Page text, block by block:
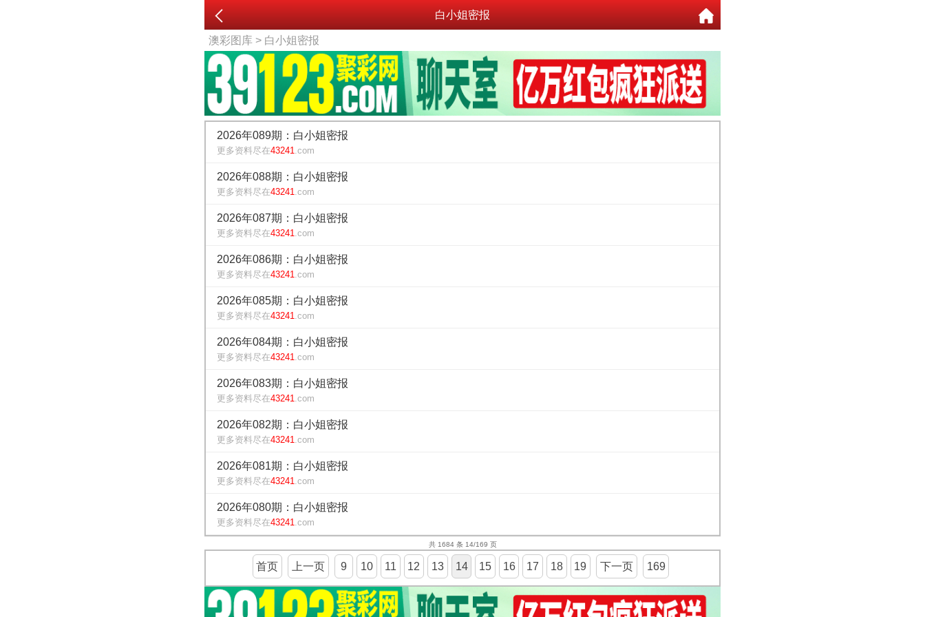
白小姐密报
澳彩图库 > 白小姐密报
2026年089期：白小姐密报
更多资料尽在43241.com
2026年088期：白小姐密报
更多资料尽在43241.com
2026年087期：白小姐密报
更多资料尽在43241.com
2026年086期：白小姐密报
更多资料尽在43241.com
2026年085期：白小姐密报
更多资料尽在43241.com
2026年084期：白小姐密报
更多资料尽在43241.com
2026年083期：白小姐密报
更多资料尽在43241.com
2026年082期：白小姐密报
更多资料尽在43241.com
2026年081期：白小姐密报
更多资料尽在43241.com
2026年080期：白小姐密报
更多资料尽在43241.com
共 1684 条 14/169 页
首页 上一页 9 10 11 12 13 14 15 16 17 18 19 下一页 169